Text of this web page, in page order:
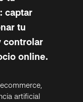
captar
tu
controlar
online.
artificial